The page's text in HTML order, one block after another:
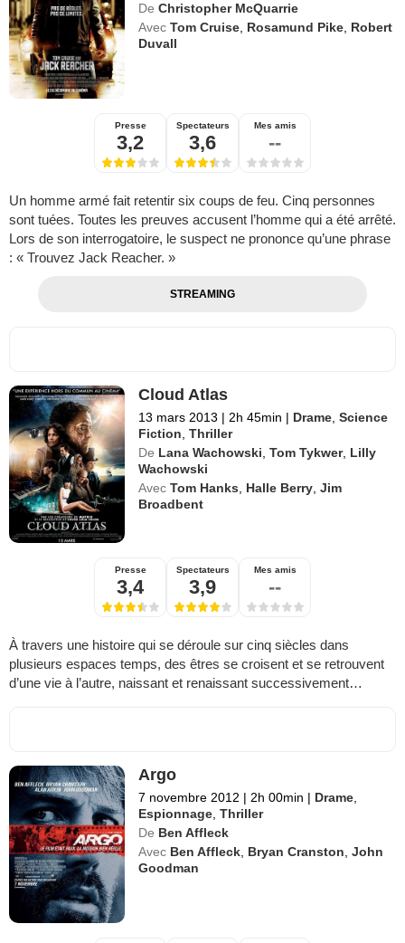
De Christopher McQuarrie
Avec Tom Cruise Rosamund Pike Robert
Duvall
Presse
3,2
Spectateurs
3,6
Mes amis
--
Un homme armé fait retentir six coups de feu. Cinq personnes
sont tuées. Toutes les preuves accusent l’homme qui a été arrêté.
Lors de son interrogatoire, le suspect ne prononce qu’une phrase
: « Trouvez Jack Reacher. »
STREAMING
Cloud Atlas
13 mars 2013 | 2h 45min | Drame ,Science
Fiction ,Thriller
De Lana Wachowski ,Tom Tykwer, Lilly
Wachowski
Avec Tom Hanks Halle Berry ,Jim
Broadbent
Presse
3,4
Spectateurs
3,9
Mes amis
--
À travers une histoire qui se déroule sur cinq siècles dans
plusieurs espaces temps, des êtres se croisent et se retrouvent
d’une vie à l’autre, naissant et renaissant successivement…
Argo
7 novembre 2012 | 2h 00min | Drame
Espionnage ,Thriller
De Ben Affleck
Avec Ben Affleck Bryan Cranston ,John
Goodman